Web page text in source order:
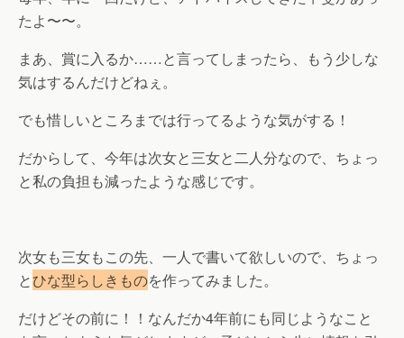
たよ〜〜。
まあ、賞に入るか……と言ってしまったら、もう少しな
気はするんだけどねぇ。
でも惜しいところまでは行ってるような気がする！
だからして、今年は次女と三女と二人分なので、ちょっ
と私の負担も減ったような感じです。
次女も三女もこの先、一人で書いて欲しいので、ちょっ
とひな型らしきものを作ってみました。
だけどその前に！！なんだか4年前にも同じようなこと